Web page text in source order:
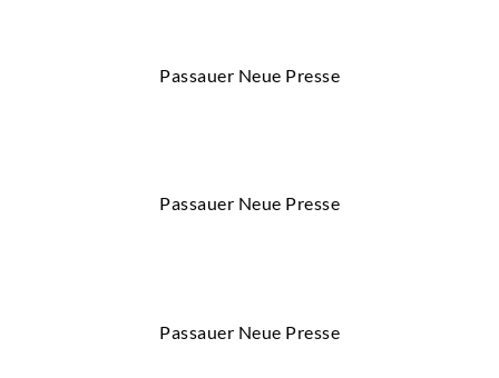
Passauer Neue Presse
Passauer Neue Presse
Passauer Neue Presse